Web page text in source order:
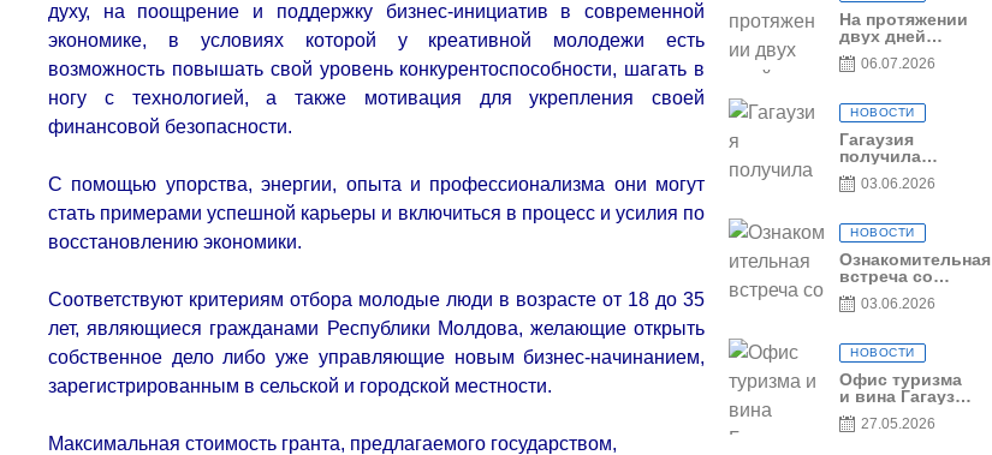
духу, на поощрение и поддержку бизнес-инициатив в современной
экономике, в условиях которой у креативной молодежи есть
возможность повышать свой уровень конкурентоспособности, шагать в
ногу с технологией, а также мотивация для укрепления своей
финансовой безопасности.
С помощью упорства, энергии, опыта и профессионализма они могут
стать примерами успешной карьеры и включиться в процесс и усилия по
восстановлению экономики.
Соответствуют критериям отбора молодые люди в возрасте от 18 до 35
лет, являющиеся гражданами Республики Молдова, желающие открыть
собственное дело либо уже управляющие новым бизнес-начинанием,
зарегистрированным в сельской и городской местности.
Максимальная стоимость гранта, предлагаемого государством,
На протяжении
двух дней
Гагаузия
принимала
Национального
офиса туризма
Республики
Молдова
06.07.2026
НОВОСТИ
Гагаузия
получила
международное
признание в
Culinary Trail
03.06.2026
НОВОСТИ
Ознакомительная
встреча со
студентами
специальности
туризму»
03.06.2026
НОВОСТИ
Офис туризма
и вина Гагаузии
— участник
Национальной
27.05.2026